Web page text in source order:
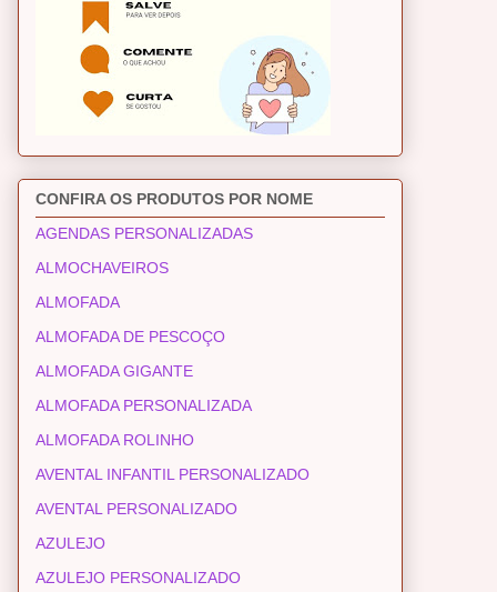
CONFIRA OS PRODUTOS POR NOME
AGENDAS PERSONALIZADAS
ALMOCHAVEIROS
ALMOFADA
ALMOFADA DE PESCOÇO
ALMOFADA GIGANTE
ALMOFADA PERSONALIZADA
ALMOFADA ROLINHO
AVENTAL INFANTIL PERSONALIZADO
AVENTAL PERSONALIZADO
AZULEJO
AZULEJO PERSONALIZADO